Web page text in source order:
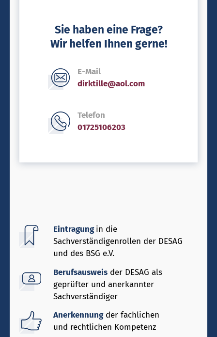
Sie haben eine Frage?
Wir helfen Ihnen gerne!
E-Mail
dirktille@aol.com
Telefon
01725106203
Eintragungin die
Sachverständigenrollen der DESAG
und des BSG e.V.
Berufsausweis der DESAG als
geprüfter und anerkannter
Sachverständiger
Anerkennungder fachlichen
und rechtlichen Kompetenz